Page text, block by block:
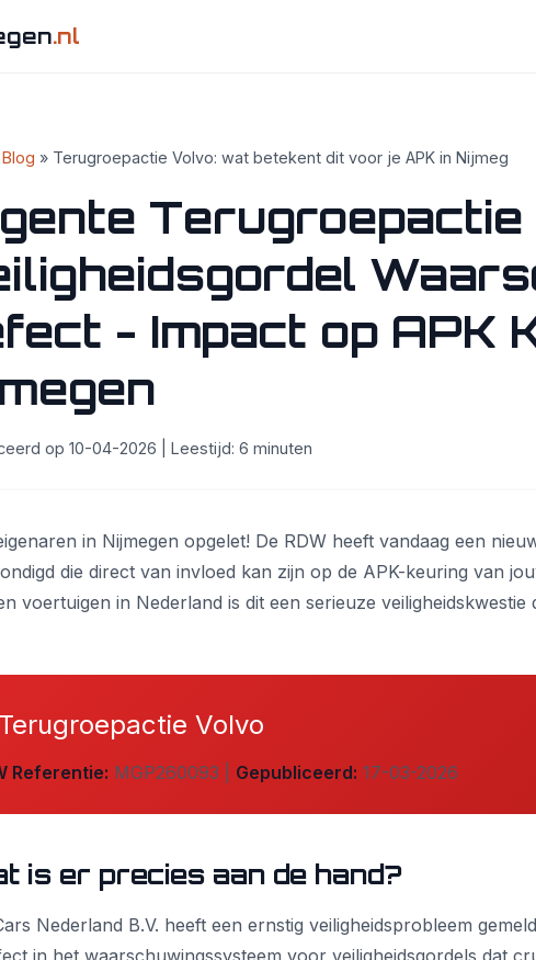
.nl
Blog » Terugroepactie Volvo: wat betekent dit voor je APK in Nijmeg
- Impact op APK
op 10-04-2026 | Leestijd: 6 minuten
in Nijmegen opgelet! De RDW heeft vandaag een
die direct van invloed kan zijn op de APK-keuring van
voertuigen in Nederland is dit een serieuze veiligheidskwestie
Volvo
Referentie: MGP260093 | Gepubliceerd: 17-03-2026
is er precies aan de hand?
Nederland B.V. heeft een ernstig veiligheidsprobleem
in het waarschuwingssysteem voor veiligheidsgordels dat